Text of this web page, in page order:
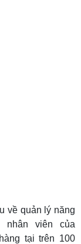
về quản lý năng
nhân viên của
tại trên 100